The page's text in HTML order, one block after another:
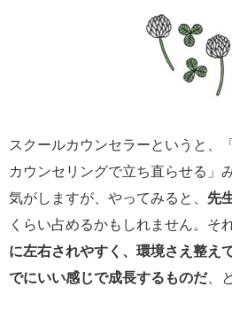
スクールカウンセラーというと、
カウンセリングで立ち直らせる」
気がしますが、やってみると、 先
くらい占めるかもしれません。そ
に左右されやすく、環境さえ整え
でにいい感じで成長するものだ、